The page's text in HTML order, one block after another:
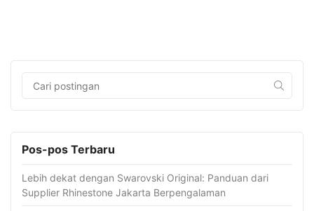
Pos-pos Terbaru
Lebih dekat dengan Swarovski Original: Panduan dari
Supplier Rhinestone Jakarta Berpengalaman